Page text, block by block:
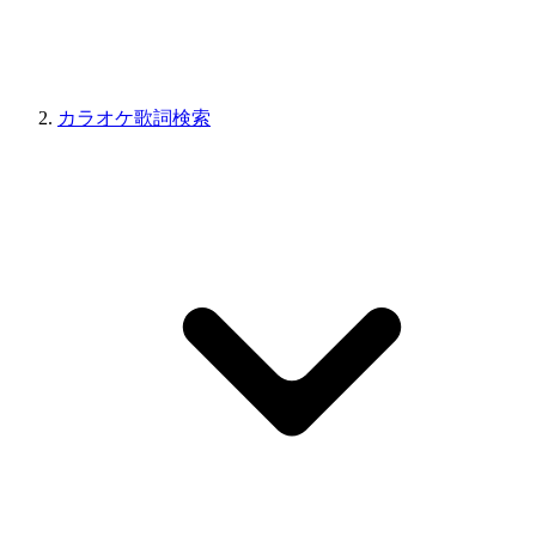
カラオケ歌詞検索